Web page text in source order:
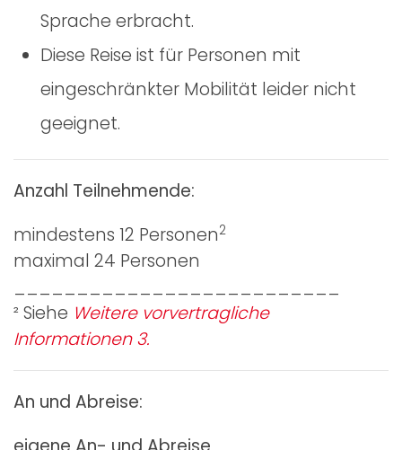
Sprache erbracht.
Diese Reise ist für Personen mit
eingeschränkter Mobilität leider nicht
geeignet.
Anzahl Teilnehmende:
mindestens 12 Personen2
maximal 24 Personen
² Siehe Weitere vorvertragliche
Informationen 3.
An und Abreise: